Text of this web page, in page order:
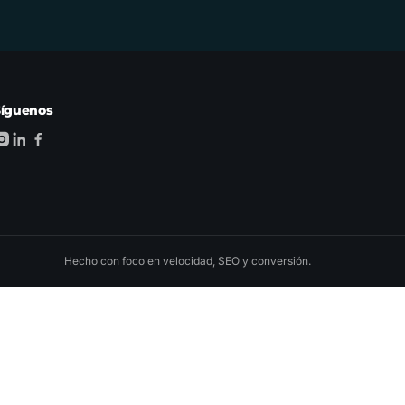
Hecho con foco en velocidad, SEO y conversión.